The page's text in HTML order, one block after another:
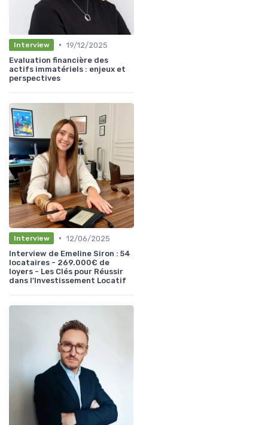
Interview • 19/12/2025
Evaluation financière des
actifs immatériels : enjeux et
perspectives
Interview • 12/06/2025
Interview de Emeline Siron : 54
locataires - 269.000€ de
loyers - Les Clés pour Réussir
dans l'Investissement Locatif